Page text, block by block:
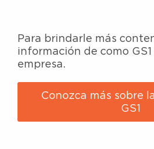
Para brindarle más
información de como
empresa.
Conozca más sobre
GS1